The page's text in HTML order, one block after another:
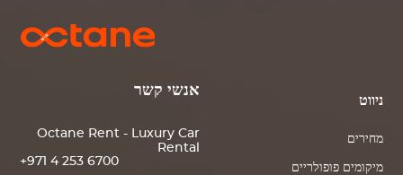
אנשי קשר
Octane Rent - Luxury Car
Rental
+971 4 253 6700
ניווט
מחירים
מיקומים פופולריים